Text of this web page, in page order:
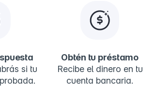
si tu
Obtén tu préstamo
Recibe el dinero en tu
cuenta bancaria.